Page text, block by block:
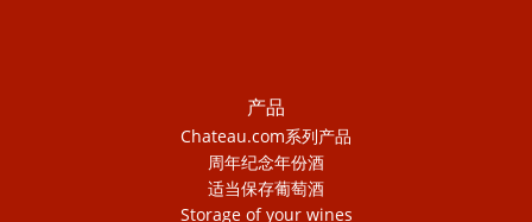
产品
Chateau.com系列产品
周年纪念年份酒
适当保存葡萄酒
Storage of your wines